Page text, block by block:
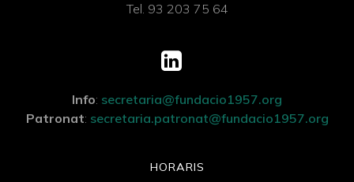
Tel. 93 203 75 64
Info: secretaria@fundacio1957.org
Patronat: secretaria.patronat@fundacio1957.org
HORARIS